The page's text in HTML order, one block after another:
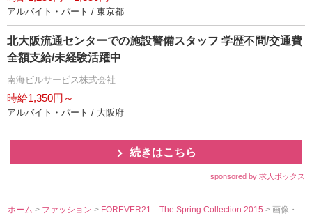
アルバイト・パート / 東京都
北大阪流通センターでの施設警備スタッフ 学歴不問/交通費
全額支給/未経験活躍中
南海ビルサービス株式会社
時給1,350円～
アルバイト・パート / 大阪府
続きはこちら
sponsored by 求人ボックス
ホーム > ファッション> FOREVER21 The Spring Collection 2015> 画像・